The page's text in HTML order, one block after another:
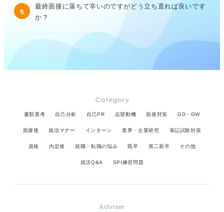
5
最終面接に落ちて辛いのですがどう立ち直れば良いです
か？
Category
書類選考 自己分析 自己PR 志望動機 面接対策 GD・GW
面接後 就活マナー インターン 業界・企業研究 筆記試験対策
資格 内定後 就職・転職の悩み 既卒 第二新卒 その他
就活Q&A SPI練習問題
Adviser